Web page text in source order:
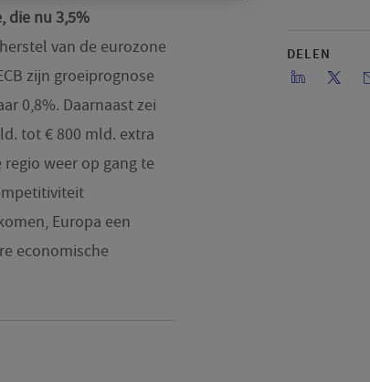
DELEN
die nu 3,5%
van de eurozone
zijn groeiprognose
0,8%. Daarnaast zei
tot € 800 mld. extra
weer op gang te
Europa een
economische